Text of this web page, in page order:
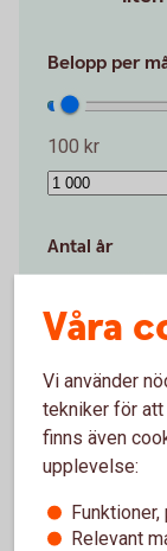
Belopp per
100 kr
Antal år
1 år
Startbelopp
0 kr
Våra
Vi använder
tekniker för
finns även
upplevelse:
Relevant